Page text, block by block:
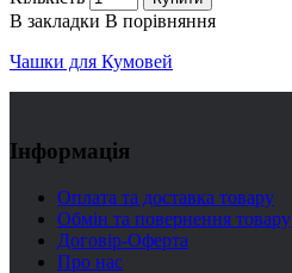
В закладки В порівняння
Чашки для Кумовей
Інформація
Оплата та доставка товару
Обмін та повернення товару
Договір-Оферта
Про нас